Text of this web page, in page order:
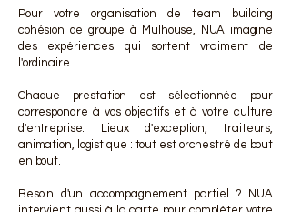
Pour votre organisation de team building
cohésion de groupe à Mulhouse, NUA imagine
des expériences qui sortent vraiment de
l'ordinaire.
Chaque prestation est sélectionnée pour
correspondre à vos objectifs et à votre culture
d'entreprise. Lieux d'exception, traiteurs,
animation, logistique : tout est orchestré de bout
en bout.
Besoin d'un accompagnement partiel ? NUA